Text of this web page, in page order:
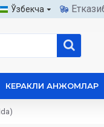
Ўзбекча
КЕРАКЛИ АНЖОМЛАР